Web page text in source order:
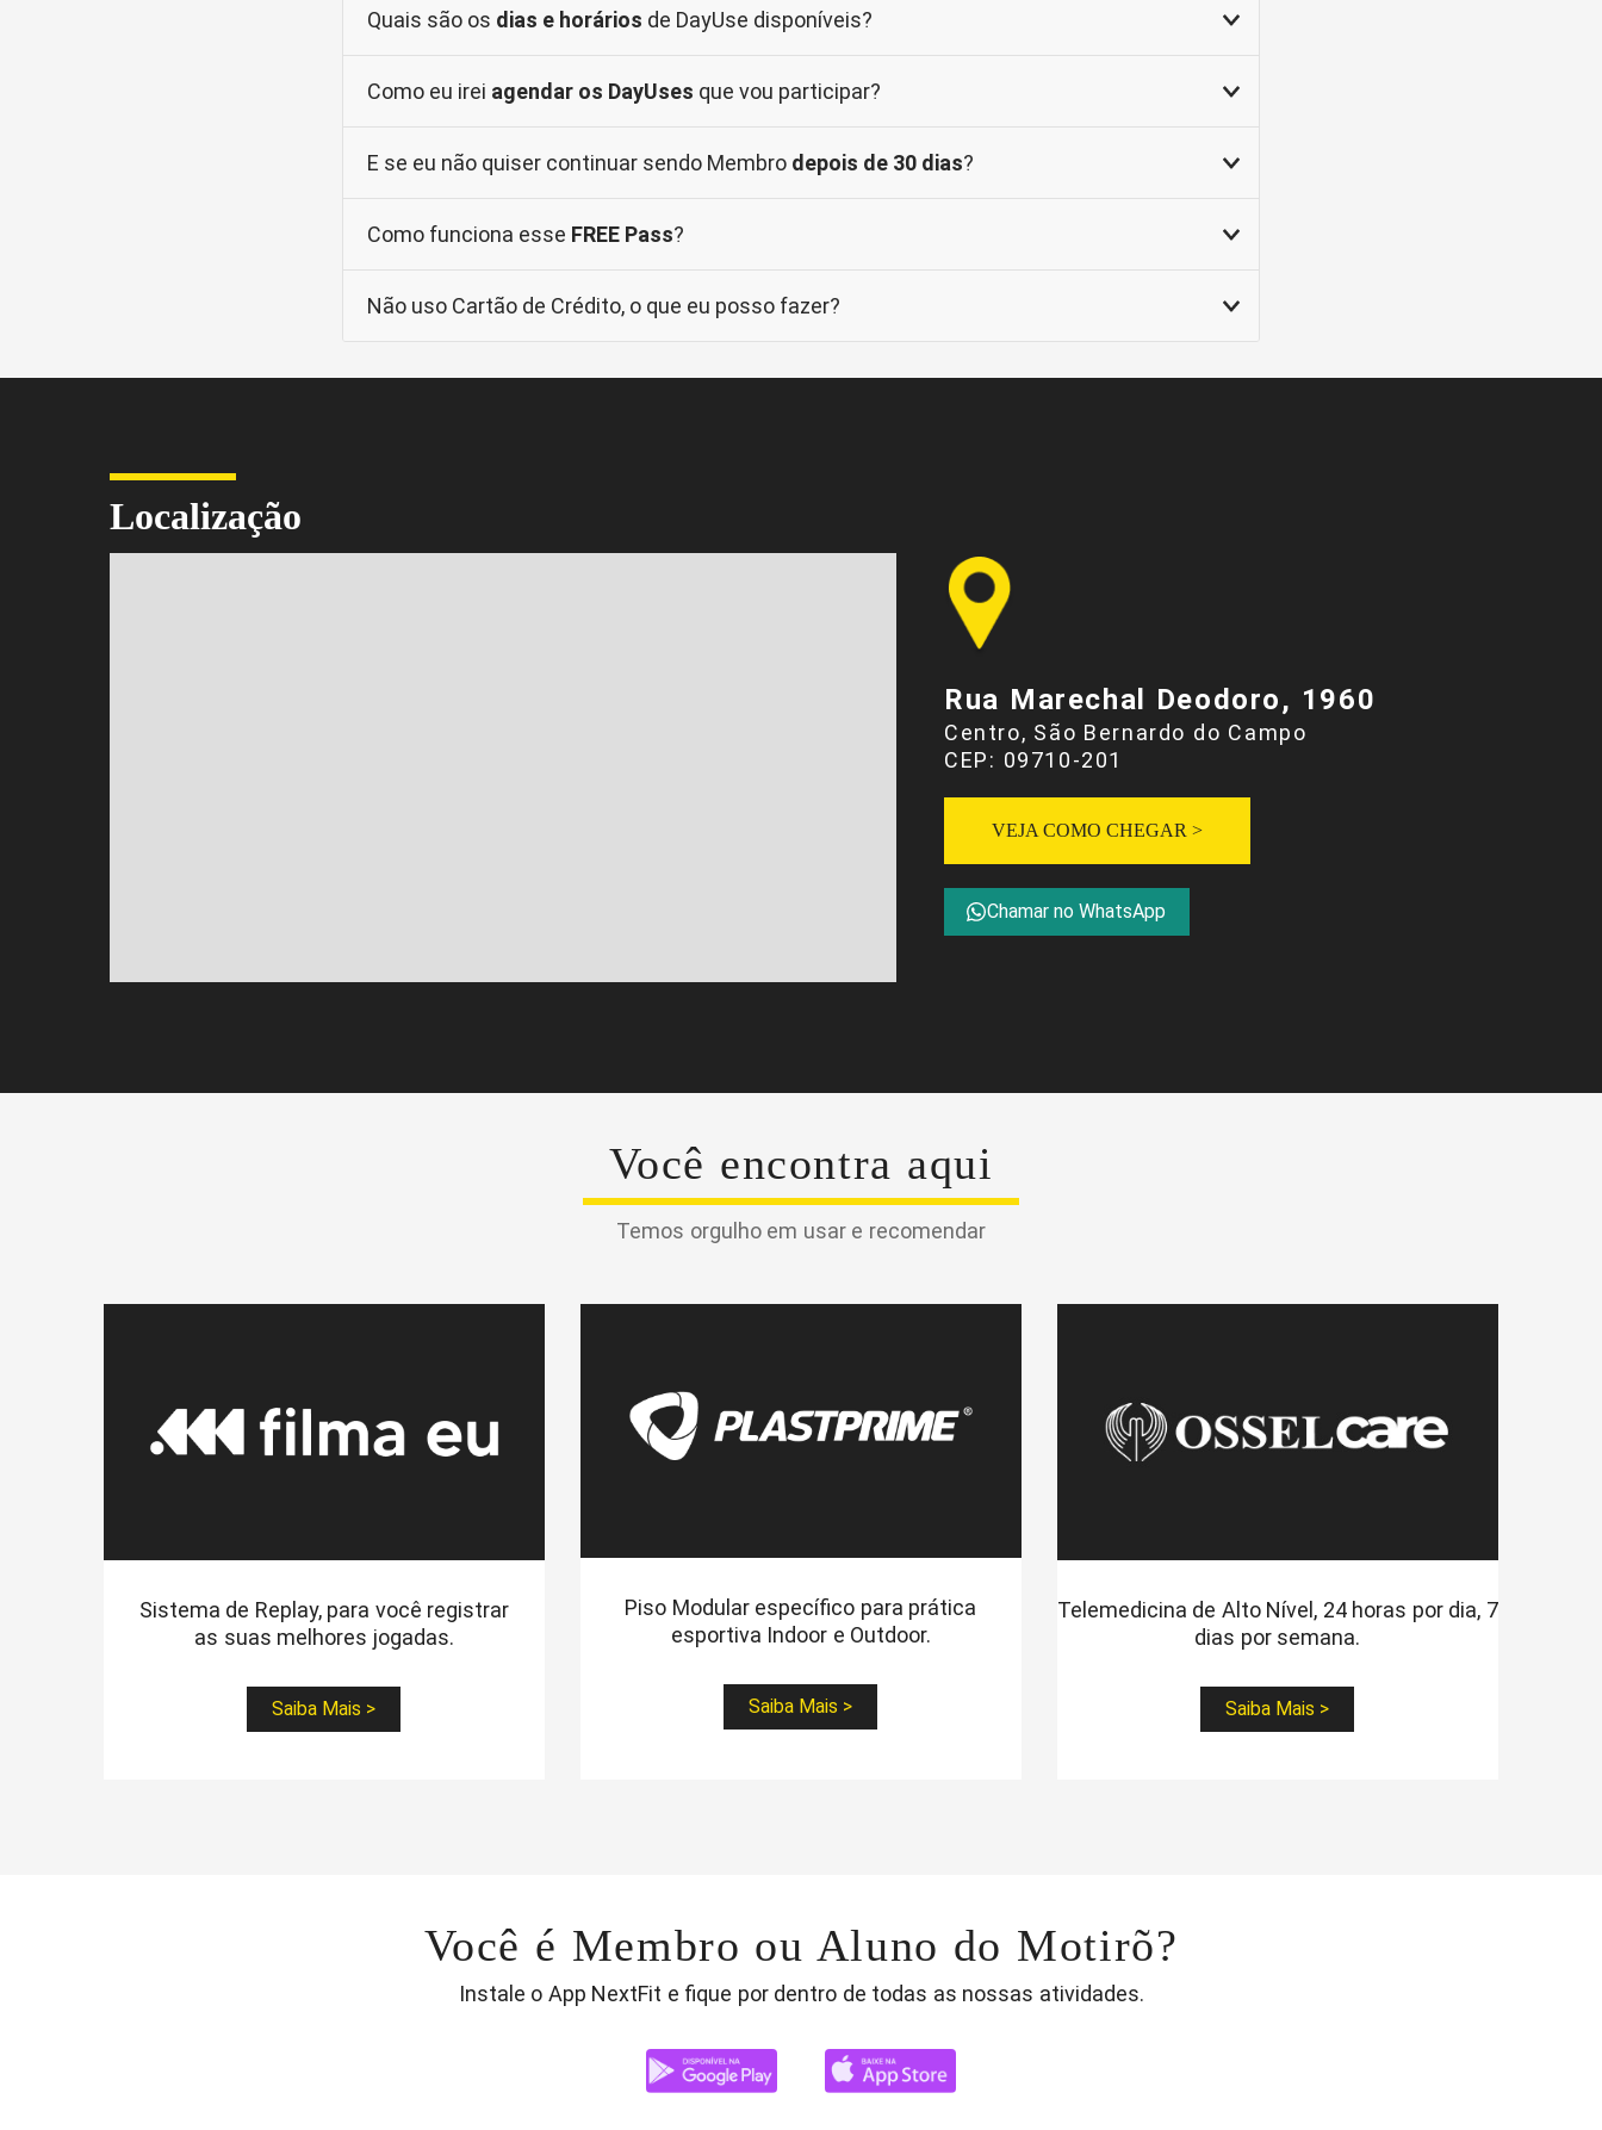
Quais são os dias e horários de DayUse disponíveis?
Quinta:
Domingo:
Como eu irei agendar os DayUses que vou participar?
Agendar
E se eu não quiser continuar sendo Membrodepois de 30 dias?
Como funciona esse FREE Pass?
Não uso Cartão de Crédito, o que eu posso fazer?
Localização
Rua Marechal Deodoro, 1960
Centro, São Bernardo do Campo
CEP: 09710-201
VEJA COMO CHEGAR >
Chamar no WhatsApp
Você encontra aqui
Temos orgulho em usar e recomendar
Sistema de Replay, para você registrar
as suas melhores jogadas.
Saiba Mais >
Piso Modular específico para prática
esportiva Indoor e Outdoor.
Saiba Mais >
Telemedicina de Alto Nível, 24 horas por dia, 7
dias por semana.
Saiba Mais >
Você é Membro ou Aluno do Motirõ?
Instale o App NextFit e fique por dentro de todas as nossas atividades.